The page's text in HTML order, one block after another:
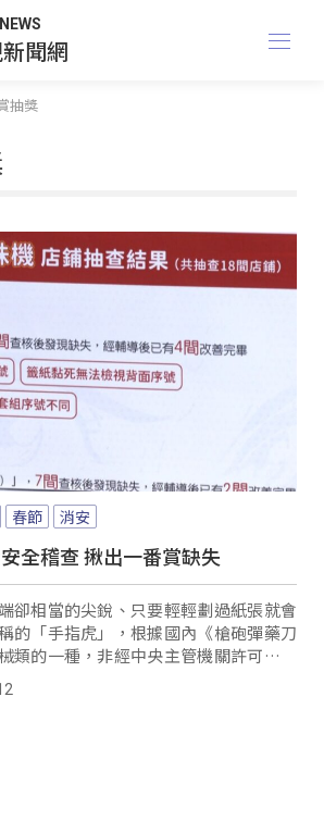
聞網
抽獎
春節 消安
全稽查 揪出一番賞缺失
卻相當的尖銳、只要輕輕劃過紙張就會
的「手指虎」，根據國內《槍砲彈藥刀
類的一種，非經中央主管機關許可不得
日前被台北市刑大在網路巡邏時發現有
售。